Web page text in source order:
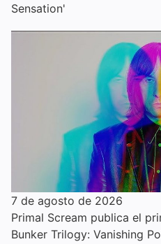
Sensation'
7 de agosto de 2026
Primal Scream publica el
Bunker Trilogy: Vanishing